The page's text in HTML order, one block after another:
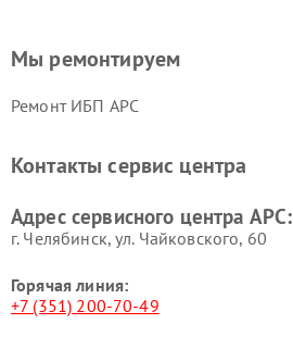
Мы ремонтируем
Ремонт ИБП APC
Контакты сервис центра
Адрес сервисного центра APC:
г. Челябинск, ул. Чайковского, 60
Горячая линия:
+7 (351) 200-70-49